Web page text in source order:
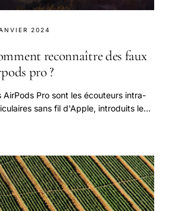
2024
reconnaître des faux
pro ?
AirPods Pro sont les écouteurs intra-
sans fil d'Apple, introduits le